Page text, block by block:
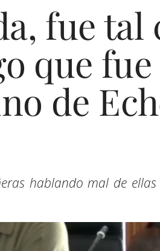
fue tal
que
de
hablando mal de